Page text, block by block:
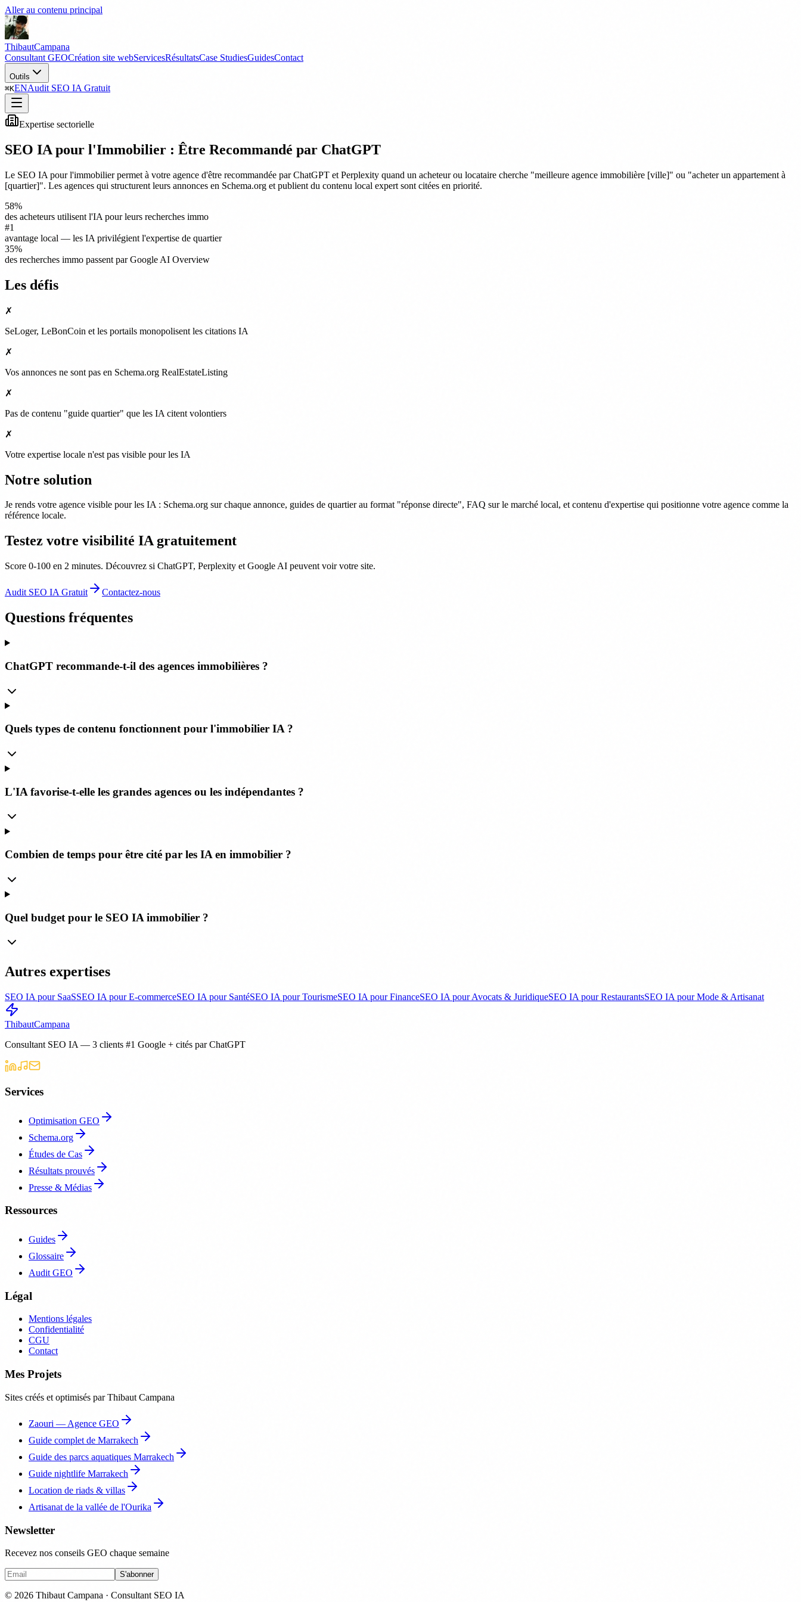
Aller au contenu principal
ThibautCampana
Consultant GEOCréation site webServicesRésultatsCase StudiesGuidesContact
Outils
⌘KENAudit SEO IA Gratuit
Expertise sectorielle
SEO IA pour l'Immobilier : Être Recommandé par ChatGPT
Le SEO IA pour l'immobilier permet à votre agence d'être recommandée par ChatGPT et Perplexity quand un acheteur ou locataire cherche "meilleure agence immobilière [ville]" ou "acheter un appartement à
[quartier]". Les agences qui structurent leurs annonces en Schema.org et publient du contenu local expert sont citées en priorité.
58%
des acheteurs utilisent l'IA pour leurs recherches immo
#1
avantage local — les IA privilégient l'expertise de quartier
35%
des recherches immo passent par Google AI Overview
Les défis
✗
SeLoger, LeBonCoin et les portails monopolisent les citations IA
✗
Vos annonces ne sont pas en Schema.org RealEstateListing
✗
Pas de contenu "guide quartier" que les IA citent volontiers
✗
Votre expertise locale n'est pas visible pour les IA
Notre solution
Je rends votre agence visible pour les IA : Schema.org sur chaque annonce, guides de quartier au format "réponse directe", FAQ sur le marché local, et contenu d'expertise qui positionne votre agence comme la
référence locale.
Testez votre visibilité IA gratuitement
Score 0-100 en 2 minutes. Découvrez si ChatGPT, Perplexity et Google AI peuvent voir votre site.
Audit SEO IA Gratuit Contactez-nous
Questions fréquentes
ChatGPT recommande-t-il des agences immobilières ?
Quels types de contenu fonctionnent pour l'immobilier IA ?
L'IA favorise-t-elle les grandes agences ou les indépendantes ?
Combien de temps pour être cité par les IA en immobilier ?
Quel budget pour le SEO IA immobilier ?
Autres expertises
SEO IA pour SaaSSEO IA pour E-commerceSEO IA pour SantéSEO IA pour TourismeSEO IA pour FinanceSEO IA pour Avocats & JuridiqueSEO IA pour RestaurantsSEO IA pour Mode & Artisanat
ThibautCampana
Consultant SEO IA — 3 clients #1 Google + cités par ChatGPT
Services
Optimisation GEO
Schema.org
Études de Cas
Résultats prouvés
Presse & Médias
Ressources
Guides
Glossaire
Audit GEO
Légal
Mentions légales
Confidentialité
CGU
Contact
Mes Projets
Sites créés et optimisés par Thibaut Campana
Zaouri — Agence GEO
Guide complet de Marrakech
Guide des parcs aquatiques Marrakech
Guide nightlife Marrakech
Location de riads & villas
Artisanat de la vallée de l'Ourika
Newsletter
Recevez nos conseils GEO chaque semaine
S'abonner
© 2026 Thibaut Campana · Consultant SEO IA